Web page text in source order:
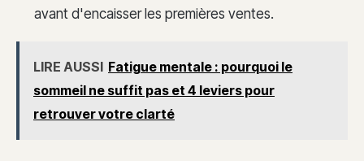
avant d'encaisser les premières ventes.
LIRE AUSSI Fatigue mentale : pourquoi le
sommeil ne suffit pas et 4 leviers pour
retrouver votre clarté